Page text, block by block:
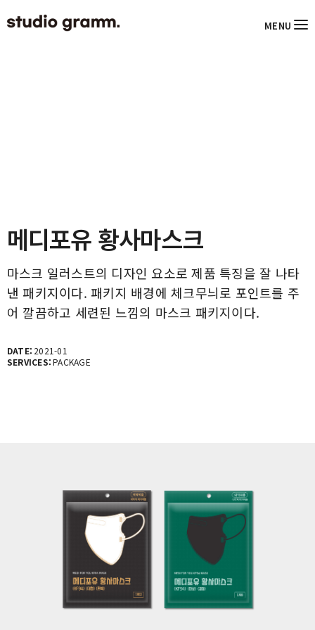
MENU
메디포유 황사마스크
마스크 일러스트의 디자인 요소로 제품 특징을 잘 나타
낸 패키지이다. 패키지 배경에 체크무늬로 포인트를 주
어 깔끔하고 세련된 느낌의 마스크 패키지이다.
DATE: 2021-01
SERVICES:PACKAGE